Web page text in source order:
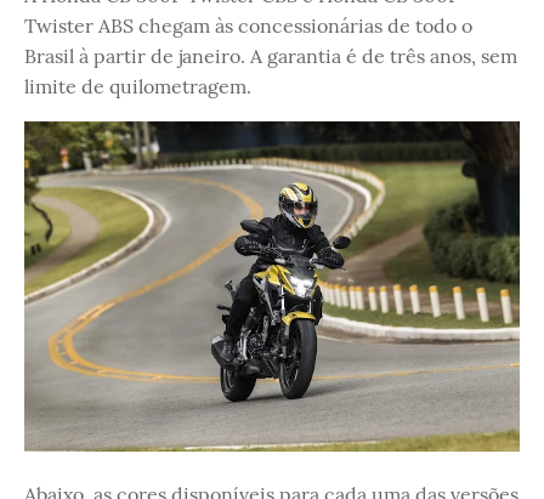
Twister ABS chegam às concessionárias de todo o
Brasil à partir de janeiro. A garantia é de três anos, sem
limite de quilometragem.